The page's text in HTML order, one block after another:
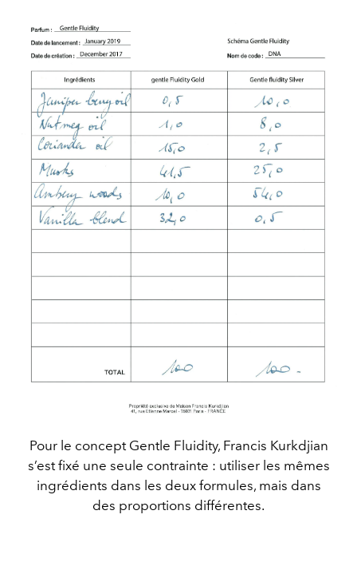
Pour le concept Gentle Fluidity, Francis Kurkdjian
s’est fixé une seule contrainte : utiliser les mêmes
ingrédients dans les deux formules, mais dans
des proportions différentes.